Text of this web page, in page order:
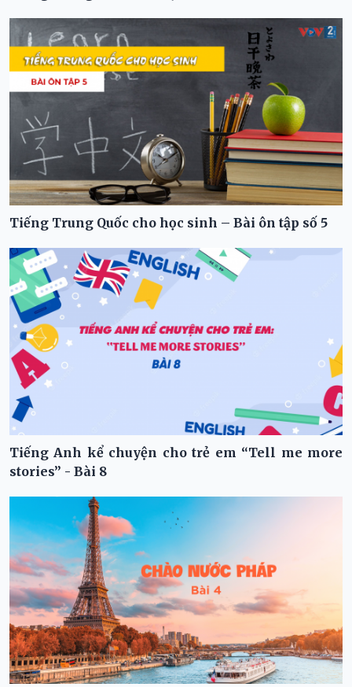
Tiếng Trung Quốc cho học sinh – Bài ôn tập số 5
Tiếng Anh kể chuyện cho trẻ em “Tell me more
stories” - Bài 8